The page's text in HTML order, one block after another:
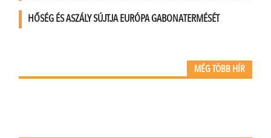
HŐSÉG ÉS ASZÁLY SÚJTJA EURÓPA GABONATERMÉSÉT
MÉG TÖBB HÍR